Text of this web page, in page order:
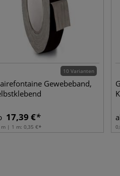
10 Varianten
Gewebeband,
17,39 €
m | 1 m: 0,35 €